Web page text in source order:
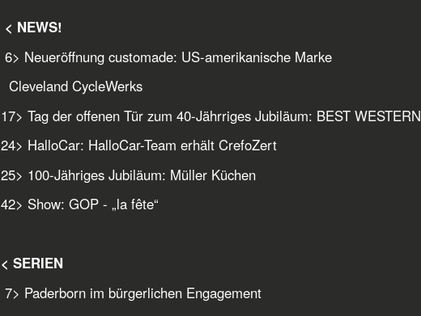
< NEWS!
6> Neueröffnung customade: US-amerikanische Marke
Cleveland CycleWerks
17> Tag der offenen Tür zum 40-Jährriges Jubiläum: BEST WESTERN
24> HalloCar: HalloCar-Team erhält CrefoZert
25> 100-Jähriges Jubiläum: Müller Küchen
42> Show: GOP - „la fête“
< SERIEN
7> Paderborn im bürgerlichen Engagement